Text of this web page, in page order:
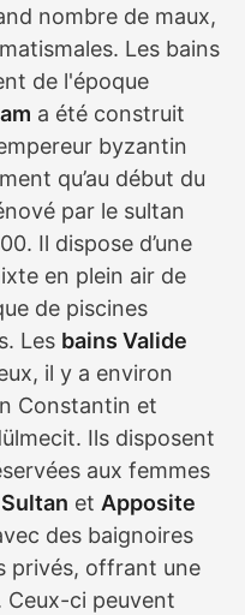
nombre de maux,
Les bains
de l'époque
a été construit
byzantin
qu’au début du
par le sultan
Il dispose d’une
en plein air de
de piscines
Les bains Valide
il y a environ
Constantin et
Ils disposent
aux femmes
et Apposite
des baignoires
privés, offrant une
Ceux-ci peuvent